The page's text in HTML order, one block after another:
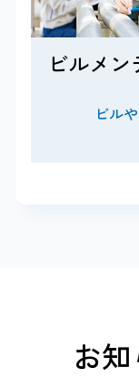
ビルメン
ビル
お